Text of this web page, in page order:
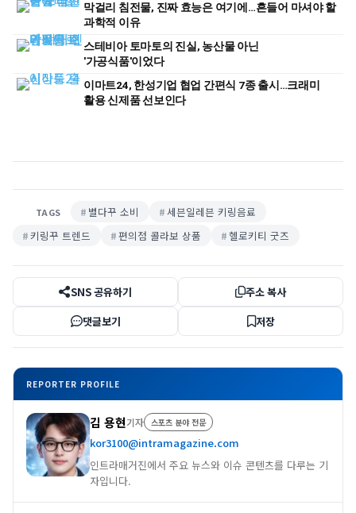
막걸리 침전물, 진짜 효능은 여기에…흔들어 마셔야 할
과학적 이유
스테비아 토마토의 진실, 농산물 아닌
'가공식품'이었다
이마트24, 한성기업 협업 간편식 7종 출시…크래미
활용 신제품 선보인다
TAGS 별다꾸 소비
세븐일레븐 키링음료
키링꾸 트렌드
편의점 콜라보 상품 헬로키티 굿즈
SNS 공유하기
주소 복사
댓글보기
저장
REPORTER PROFILE
김 용현기자 스포츠 분야 전문
kor3100@intramagazine.com
인트라매거진에서 주요 뉴스와 이슈 콘텐츠를 다루는 기
자입니다.